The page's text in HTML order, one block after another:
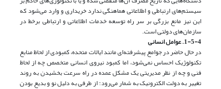
سیستم‌های ارتباطی و اطلاعاتی هماهنگی ندارد خریداری و وارد می‌شود که
این نیز مانع بزرگی بر سر راه توسعه خدمات اطلاعاتی و ارتباطی برخط در
سازمان‌های دولتی است.
1-5-4. عوامل انسانی
در حال حاضر در جوامع پیشرفته‌ای مانند ایالات متحده، کمبودی از لحاظ منابع
تکنولوژیک احساس نمی‌شود، اما کمبود نیروی انسانی متخصص چه از لحاظ
فنی و چه از نظر مدیریتی یک مشکل عمده در راه سرعت بخشیدن به روند
تغییر به دولت الکترونیک به شمار می‌رود؛ از طرفی به دلیل نو و بدیع بودن